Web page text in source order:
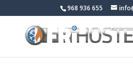
968 936 655